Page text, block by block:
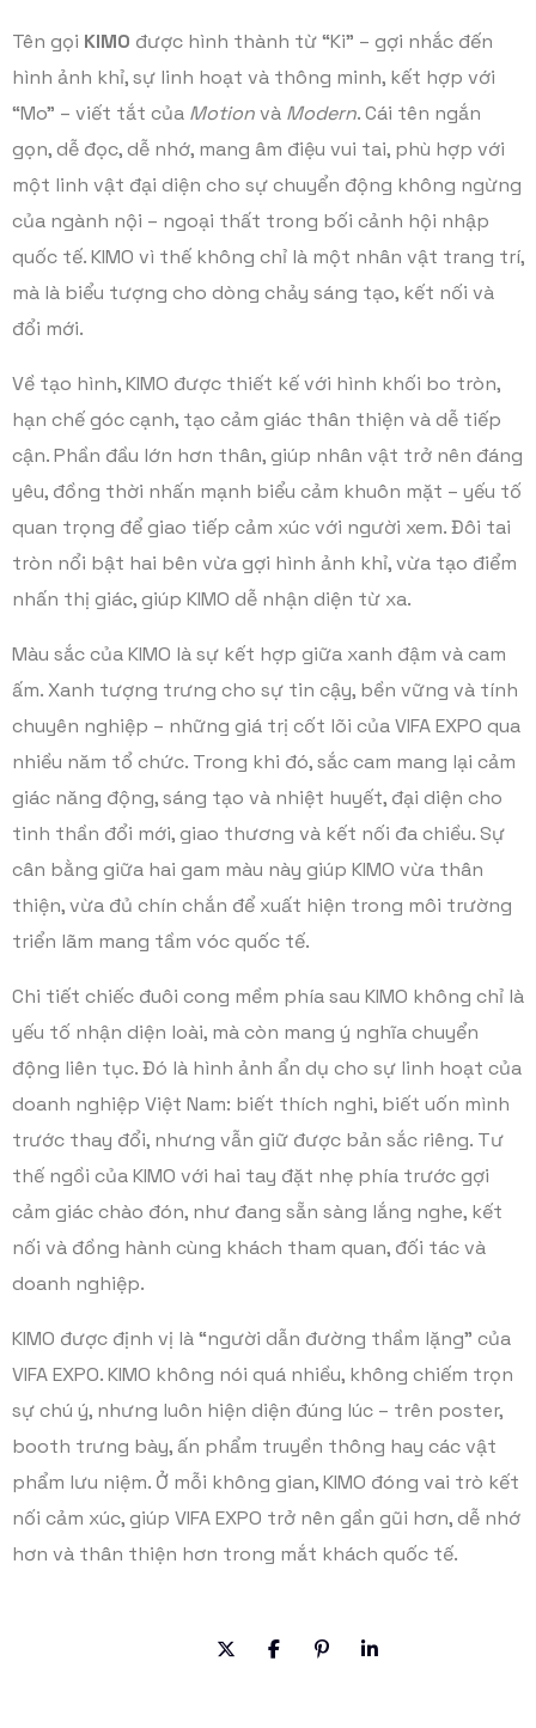
Tên gọi KIMO được hình thành từ “Ki” – gợi nhắc đến
hình ảnh khỉ, sự linh hoạt và thông minh, kết hợp với
“Mo” – viết tắt của Motionvà Modern. Cái tên ngắn
gọn, dễ đọc, dễ nhớ, mang âm điệu vui tai, phù hợp với
một linh vật đại diện cho sự chuyển động không ngừng
của ngành nội – ngoại thất trong bối cảnh hội nhập
quốc tế. KIMO vì thế không chỉ là một nhân vật trang trí,
mà là biểu tượng cho dòng chảy sáng tạo, kết nối và
đổi mới.
Về tạo hình, KIMO được thiết kế với hình khối bo tròn,
hạn chế góc cạnh, tạo cảm giác thân thiện và dễ tiếp
cận. Phần đầu lớn hơn thân, giúp nhân vật trở nên đáng
yêu, đồng thời nhấn mạnh biểu cảm khuôn mặt – yếu tố
quan trọng để giao tiếp cảm xúc với người xem. Đôi tai
tròn nổi bật hai bên vừa gợi hình ảnh khỉ, vừa tạo điểm
nhấn thị giác, giúp KIMO dễ nhận diện từ xa.
Màu sắc của KIMO là sự kết hợp giữa xanh đậm và cam
ấm. Xanh tượng trưng cho sự tin cậy, bền vững và tính
chuyên nghiệp – những giá trị cốt lõi của VIFA EXPO qua
nhiều năm tổ chức. Trong khi đó, sắc cam mang lại cảm
giác năng động, sáng tạo và nhiệt huyết, đại diện cho
tinh thần đổi mới, giao thương và kết nối đa chiều. Sự
cân bằng giữa hai gam màu này giúp KIMO vừa thân
thiện, vừa đủ chín chắn để xuất hiện trong môi trường
triển lãm mang tầm vóc quốc tế.
Chi tiết chiếc đuôi cong mềm phía sau KIMO không chỉ là
yếu tố nhận diện loài, mà còn mang ý nghĩa chuyển
động liên tục. Đó là hình ảnh ẩn dụ cho sự linh hoạt của
doanh nghiệp Việt Nam: biết thích nghi, biết uốn mình
trước thay đổi, nhưng vẫn giữ được bản sắc riêng. Tư
thế ngồi của KIMO với hai tay đặt nhẹ phía trước gợi
cảm giác chào đón, như đang sẵn sàng lắng nghe, kết
nối và đồng hành cùng khách tham quan, đối tác và
doanh nghiệp.
KIMO được định vị là “người dẫn đường thầm lặng” của
VIFA EXPO. KIMO không nói quá nhiều, không chiếm trọn
sự chú ý, nhưng luôn hiện diện đúng lúc – trên poster,
booth trưng bày, ấn phẩm truyền thông hay các vật
phẩm lưu niệm. Ở mỗi không gian, KIMO đóng vai trò kết
nối cảm xúc, giúp VIFA EXPO trở nên gần gũi hơn, dễ nhớ
hơn và thân thiện hơn trong mắt khách quốc tế.